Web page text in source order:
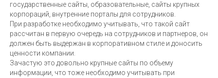
государственные сайты, образовательные, сайты крупных
корпораций, внутренние порталы для сотрудников.
При разработке необходимо учитывать, что такой сайт
рассчитан в первую очередь на сотрудников и партнеров, он
должен быть выдержан в корпоративном стиле и доносить
ценности компании.
Зачастую это довольно крупные сайты по объему
информации, что тоже необходимо учитывать при